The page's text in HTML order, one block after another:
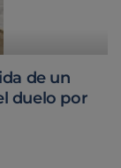
de un
duelo por